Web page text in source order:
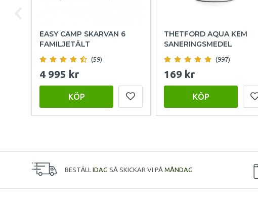
EASY CAMP SKARVAN 6
FAMILJETÄLT
(59)
4 995 kr
KÖP
THETFORD AQUA KEM
SANERINGSMEDEL
(997)
169 kr
KÖP
BESTÄLL IDAG SÅ SKICKAR VI PÅ MÅNDAG